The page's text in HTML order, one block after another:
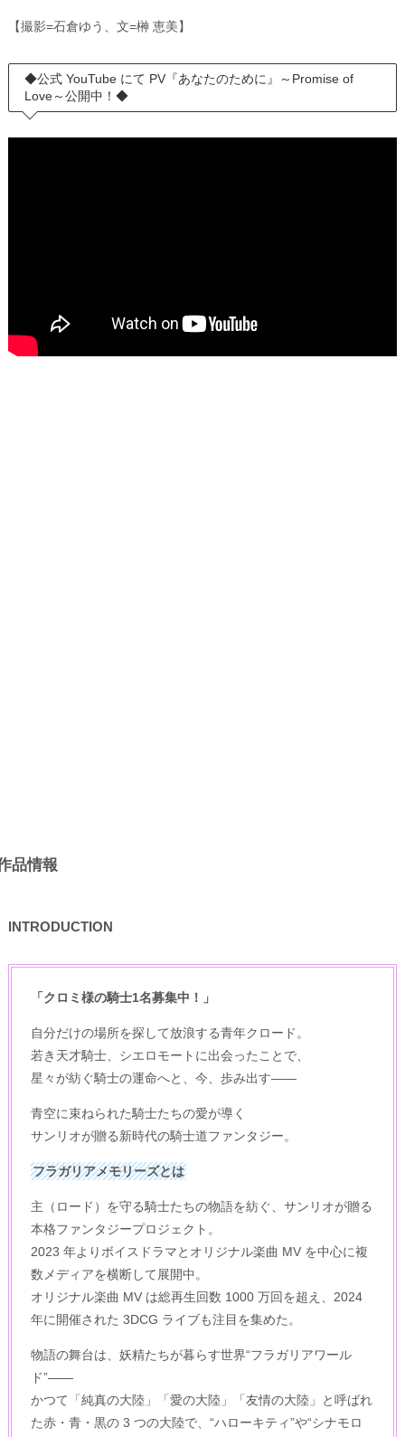
【撮影=石倉ゆう、文=榊 恵美】
◆公式 YouTube にて PV『あなたのために』～Promise of
Love～公開中！◆
品情報
INTRODUCTION
「クロミ様の騎士1名募集中！」
自分だけの場所を探して放浪する青年クロード。
若き天才騎士、シエロモートに出会ったことで、
星々が紡ぐ騎士の運命へと、今、歩み出す――
青空に束ねられた騎士たちの愛が導く
サンリオが贈る新時代の騎士道ファンタジー。
フラガリアメモリーズとは
主（ロード）を守る騎士たちの物語を紡ぐ、サンリオが贈る
本格ファンタジープロジェクト。
2023 年よりボイスドラマとオリジナル楽曲 MV を中心に複
数メディアを横断して展開中。
オリジナル楽曲 MV は総再生回数 1000 万回を超え、2024
年に開催された 3DCG ライブも注目を集めた。
物語の舞台は、妖精たちが暮らす世界“フラガリアワール
ド”――
かつて「純真の大陸」「愛の大陸」「友情の大陸」と呼ばれ
た赤・青・黒の 3 つの大陸で、“ハローキティ”や“シナモロ